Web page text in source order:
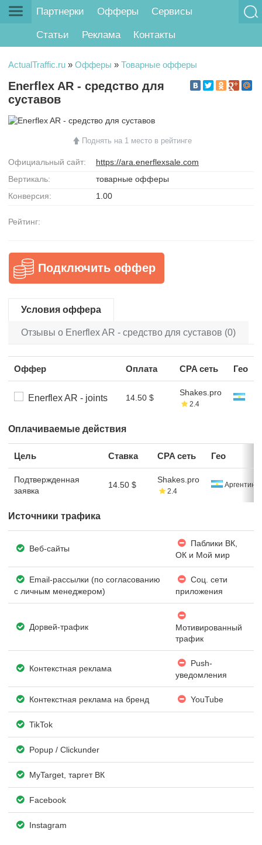
Партнерки Офферы Сервисы
Статьи Реклама Контакты
ActualTraffic.ru » Офферы » Товарные офферы
Enerflex AR - средство для
суставов
Поднять на 1 место в рейтинге
Официальный сайт:
https://ara.enerflexsale.com
Вертикаль:
товарные офферы
Конверсия:
1.00
Рейтинг:
Подключить оффер
Условия оффера
Отзывы о Enerflex AR - средство для суставов (0)
Оффер Оплата CPA сеть Гео
Enerflex AR - joints 14.50 $
Shakes.pro
2.4
Оплачиваемые действия
Цель Ставка CPA сеть Гео
Подтвержденная
заявка
14.50 $
Shakes.pro
2.4
Аргентина
Источники трафика
Веб-сайты
Паблики ВК,
ОК и Мой мир
Email-рассылки (по согласованию
с личным менеджером)
Соц. сети
приложения
Дорвей-трафик
Мотивированный
трафик
Контекстная реклама
Push-
уведомления
Контекстная реклама на бренд YouTube
TikTok
Popup / Clickunder
MyTarget, таргет ВК
Facebook
Instagram